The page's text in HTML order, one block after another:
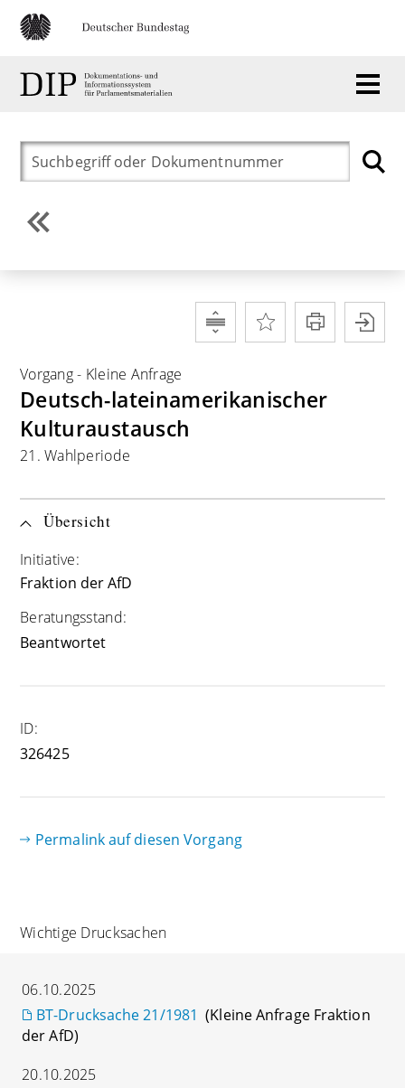
Vorgang- Kleine Anfrage
Deutsch-lateinamerikanischer
Kulturaustausch
21. Wahlperiode
Übersicht
Initiative:
Fraktion der AfD
Beratungsstand:
Beantwortet
ID:
326425
Permalink auf diesen Vorgang
Wichtige Drucksachen
06.10.2025
BT-Drucksache 21/1981 (Kleine Anfrage Fraktion
der AfD)
20.10.2025